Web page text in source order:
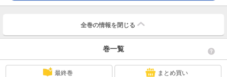
全巻の情報を 閉じる
巻一覧
最終巻 まとめ買い